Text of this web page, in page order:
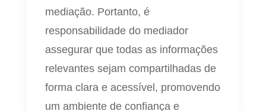
mediação. Portanto, é
responsabilidade do mediador
assegurar que todas as informações
relevantes sejam compartilhadas de
forma clara e acessível, promovendo
um ambiente de confiança e